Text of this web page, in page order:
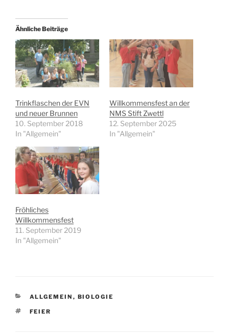
Ähnliche Beiträge
Trinkflaschen der EVN
und neuer Brunnen
10. September 2018
In "Allgemein"
Willkommensfest an der
NMS Stift Zwettl
12. September 2025
In "Allgemein"
Fröhliches
Willkommensfest
11. September 2019
In "Allgemein"
KATEGORIEN
ALLGEMEIN , BIOLOGIE
SCHLAGWÖRTER
FEIER